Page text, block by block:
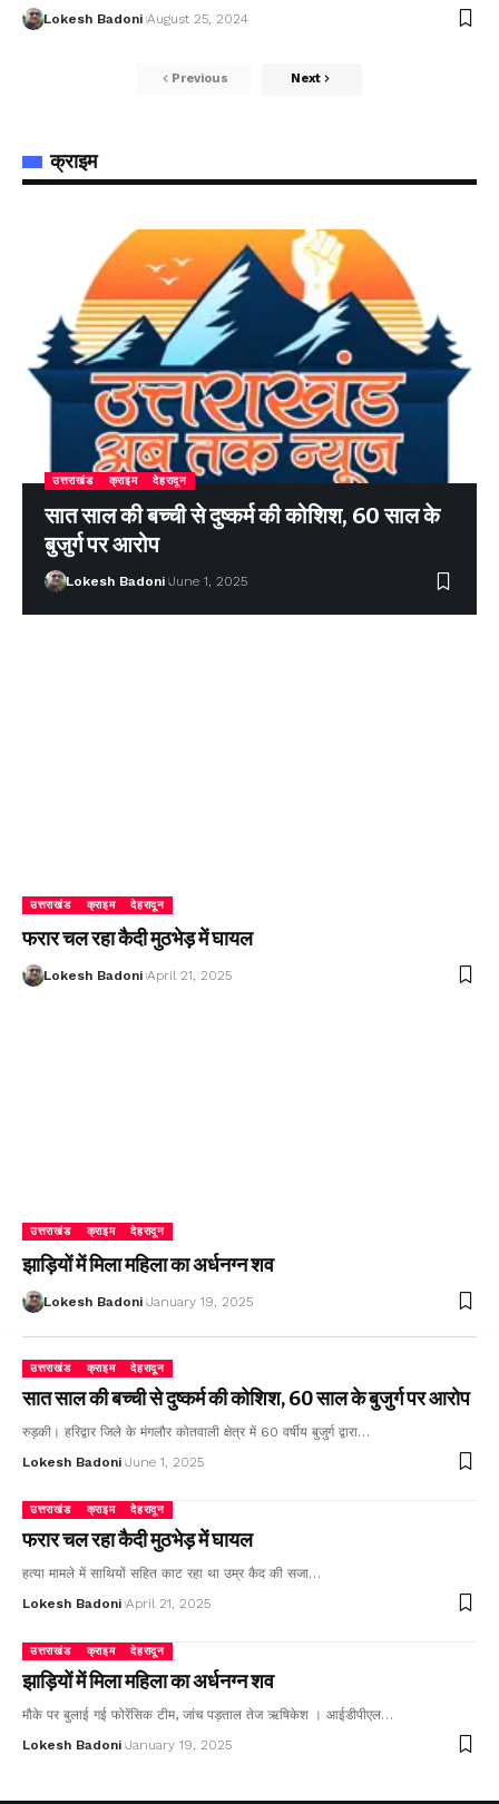
Lokesh Badoni August 25, 2024
Previous Next
क्राइम
उत्तराखंड क्राइम देहरादून
सात साल की बच्ची से दुष्कर्म की कोशिश, 60 साल के
बुजुर्ग पर आरोप
Lokesh Badoni June 1, 2025
उत्तराखंड क्राइम देहरादून
फरार चल रहा कैदी मुठभेड़ में घायल
Lokesh Badoni April 21, 2025
उत्तराखंड क्राइम देहरादून
झाड़ियों में मिला महिला का अर्धनग्न शव
Lokesh Badoni January 19, 2025
उत्तराखंड क्राइम देहरादून
सात साल की बच्ची से दुष्कर्म की कोशिश, 60 साल के बुजुर्ग पर आरोप
रुड़की। हरिद्वार जिले के मंगलौर कोतवाली क्षेत्र में 60 वर्षीय बुजुर्ग द्वारा…
Lokesh Badoni June 1, 2025
उत्तराखंड क्राइम देहरादून
फरार चल रहा कैदी मुठभेड़ में घायल
हत्या मामले में साथियों सहित काट रहा था उम्र कैद की सजा…
Lokesh Badoni April 21, 2025
उत्तराखंड क्राइम देहरादून
झाड़ियों में मिला महिला का अर्धनग्न शव
मौके पर बुलाई गई फोरेंसिक टीम, जांच पड़ताल तेज ऋषिकेश । आईडीपीएल…
Lokesh Badoni January 19, 2025